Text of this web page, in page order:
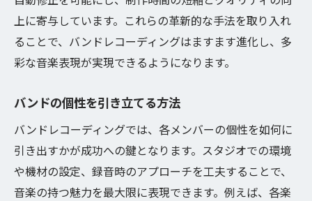
上に寄与しています。これらの革新的な手法を取り入れ
ることで、バンドレコーディングはますます進化し、多
彩な音楽表現が実現できるようになります。
バンドの個性を引き立てる方法
バンドレコーディングでは、各メンバーの個性を如何に
引き出すかが成功への鍵となります。スタジオでの環境
や機材の設定、録音時のアプローチを工夫することで、
音楽の持つ魅力を最大限に表現できます。例えば、各楽